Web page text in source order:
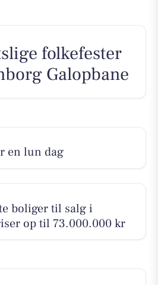
folkefester
Galopbane
en lun dag
boliger til salg i
op til 73.000.000 kr